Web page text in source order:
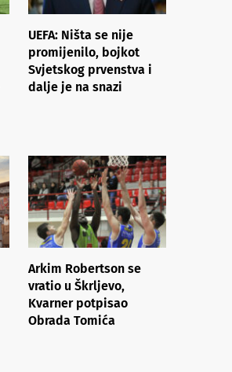
UEFA: Ništa se nije
promijenilo, bojkot
Svjetskog prvenstva i
dalje je na snazi
Arkim Robertson se
vratio u Škrljevo,
Kvarner potpisao
Obrada Tomića